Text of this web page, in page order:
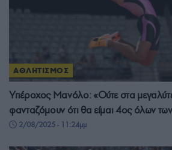
ΑΘΛΗΤΙΣΜΟΣ
Υπέροχος Μανόλο: «Ούτε στα
φανταζόμουν ότι θα είμαι 4ος όλων
2/08/2025 - 11:24μμ